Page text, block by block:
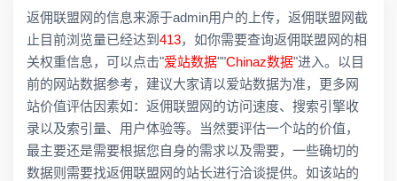
返佣联盟网的信息来源于admin用户的上传，返佣联盟网截
止目前浏览量已经达到 413，如你需要查询返佣联盟网的相
关权重信息，可以点击"爱站数据""Chinaz数据"进入。以目
前的网站数据参考，建议大家请以爱站数据为准，更多网
站价值评估因素如：返佣联盟网的访问速度、搜索引擎收
录以及索引量、用户体验等。当然要评估一个站的价值，
最主要还是需要根据您自身的需求以及需要，一些确切的
数据则需要找返佣联盟网的站长进行洽谈提供。如该站的